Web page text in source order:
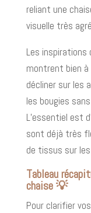
reliant une
visuelle très
Les inspirations
montrent bien
décliner sur les
les bougies
L’essentiel est
sont déjà très
de tissus sur
Tableau
chaise 💡
Pour clarifier